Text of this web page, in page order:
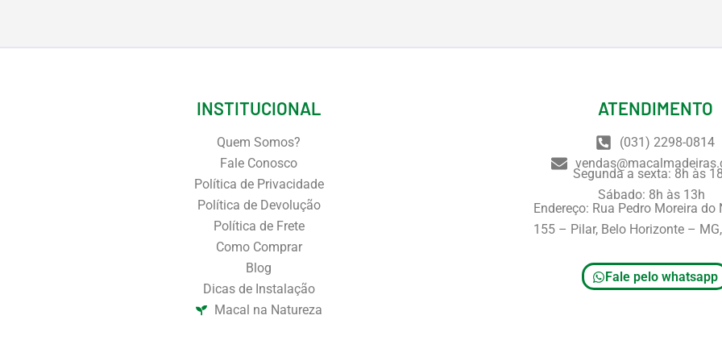
INSTITUCIONAL
Quem Somos?
Fale Conosco
Política de Privacidade
Política de Devolução
Política de Frete
Como Comprar
Blog
Dicas de Instalação
Macal na Natureza
ATENDIMENTO
(031) 2298-0814
Segunda a sexta: 8h às
Sábado: 8h às 13h
Endereço: Rua Pedro Moreira do
155 – Pilar, Belo Horizonte –
Fale pelo whatsapp